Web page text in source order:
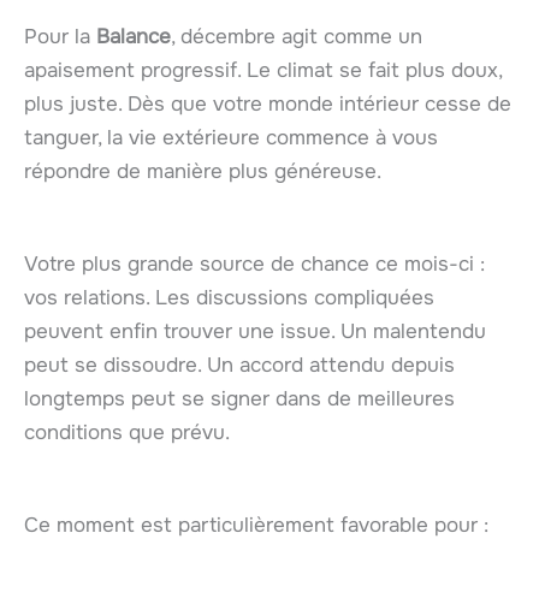
Pour la Balance, décembre agit comme un
apaisement progressif. Le climat se fait plus doux,
plus juste. Dès que votre monde intérieur cesse de
tanguer, la vie extérieure commence à vous
répondre de manière plus généreuse.
Votre plus grande source de chance ce mois-ci :
vos relations. Les discussions compliquées
peuvent enfin trouver une issue. Un malentendu
peut se dissoudre. Un accord attendu depuis
longtemps peut se signer dans de meilleures
conditions que prévu.
Ce moment est particulièrement favorable pour :